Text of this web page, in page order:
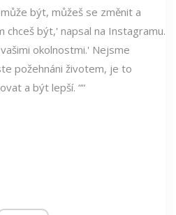
být, můžeš se změnit a
chceš být,' napsal na Instagramu.
okolnostmi.' Nejsme
požehnáni životem, je to
a být lepší. ““